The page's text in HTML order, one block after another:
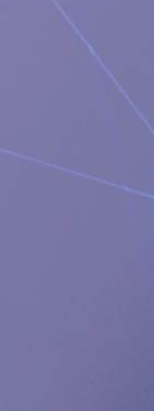
Documents
Implantica
permanent
Images